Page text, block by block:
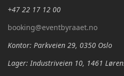
+47 22 17 12 00
booking@eventbyraaet.no
Kontor: Parkveien 29, 0350 Oslo
Lager: Industriveien 10, 1461